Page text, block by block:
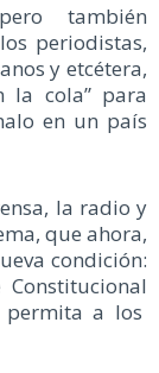
también
periodistas,
y etcétera,
la cola” para
en un país
la radio y
que ahora,
condición:
a los